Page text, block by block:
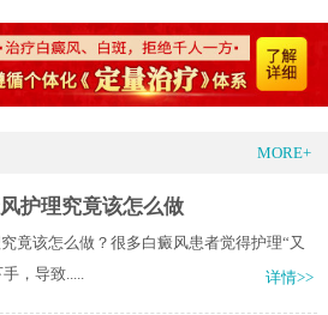
MORE+
护理究竟该怎么做
竟该怎么做？很多白癜风患者觉得护理“又
，导致.....
详情>>